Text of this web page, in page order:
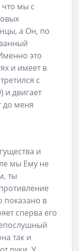
что мы с
а Он, по
это
и имеет в
с
и двигает
до меня
и
мы Ему не
ты
показано в
сперва его
так и